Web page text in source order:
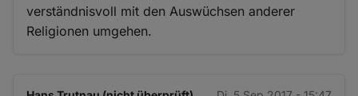
verständnisvoll mit den Auswüchsen anderer
Religionen umgehen.